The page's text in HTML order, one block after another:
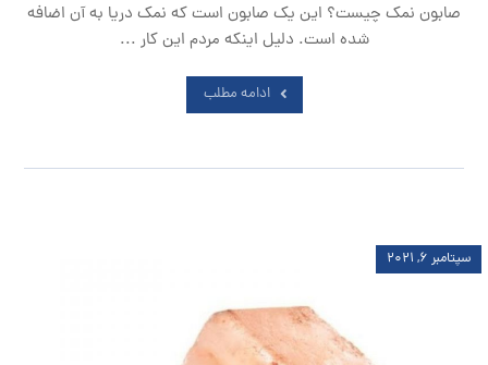
صابون نمک چیست؟ این یک صابون است که نمک دریا به آن اضافه
شده است. دلیل اینکه مردم این کار ...
ادامه مطلب
سپتامبر ۶, ۲۰۲۱